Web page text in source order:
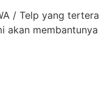
/ Telp yang tertera
akan membantunya